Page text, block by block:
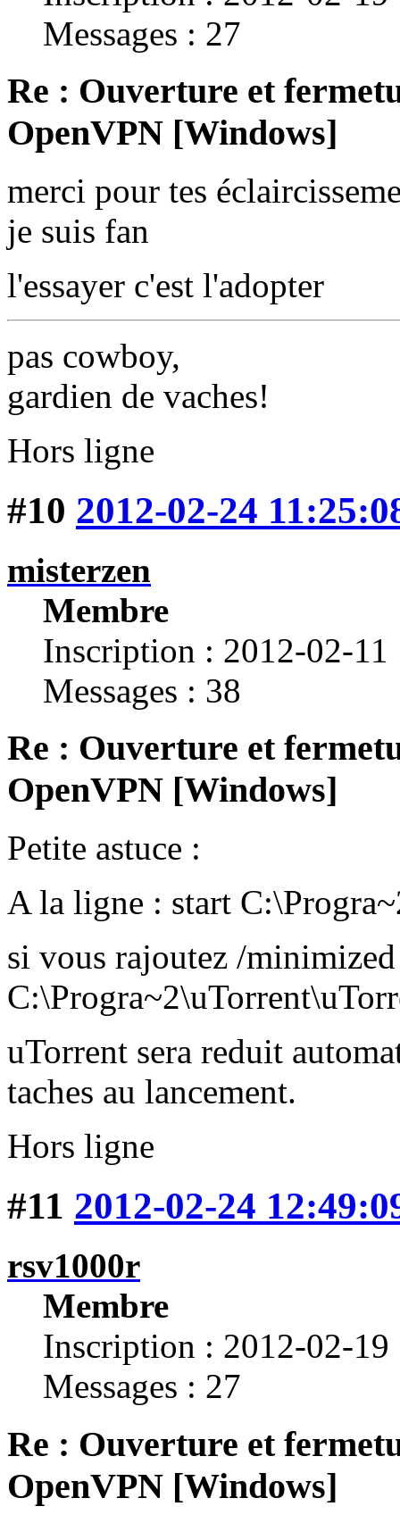
Messages : 27
Re : Ouverture et
OpenVPN [Windows]
merci pour tes
je suis fan
l'essayer c'est l'adopter
pas cowboy,
gardien de vaches!
Hors ligne
#10 2012-02-24
misterzen
Membre
Inscription : 2012-02-11
Messages : 38
Re : Ouverture et
OpenVPN [Windows]
Petite astuce :
A la ligne : start
si vous rajoutez /
uTorrent sera reduit
taches au lancement.
Hors ligne
#11 2012-02-24
rsv1000r
Membre
Inscription : 2012-02-19
Messages : 27
Re : Ouverture et
OpenVPN [Windows]